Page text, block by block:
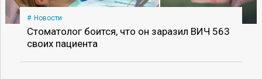
Новости
Стоматолог боится, что он заразил ВИЧ 563
своих пациента